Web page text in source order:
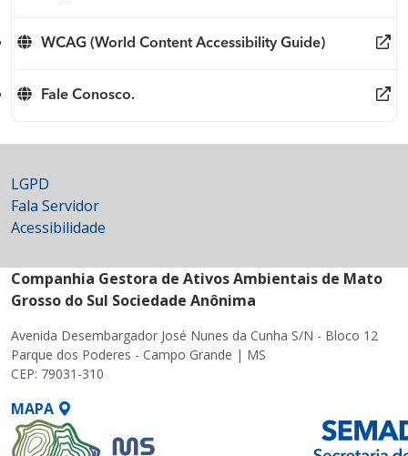
WCAG (World Content Accessibility Guide)
Fale Conosco.
LGPD
Fala Servidor
Acessibilidade
Companhia Gestora de Ativos Ambientais de Mato
Grosso do Sul Sociedade Anônima
Avenida Desembargador José Nunes da Cunha S/N - Bloco 12
Parque dos Poderes - Campo Grande | MS
CEP: 79031-310
MAPA